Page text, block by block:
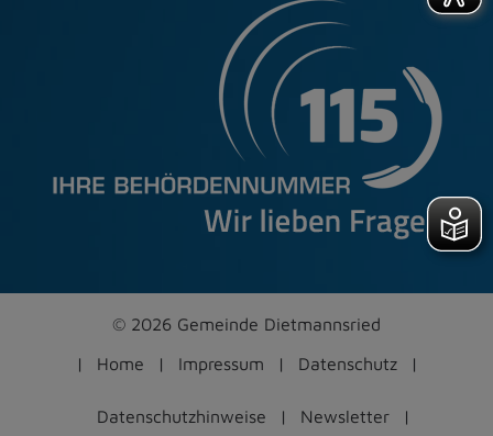
© 2026 Gemeinde Dietmannsried
Home
Impressum Datenschutz
Datenschutzhinweise Newsletter